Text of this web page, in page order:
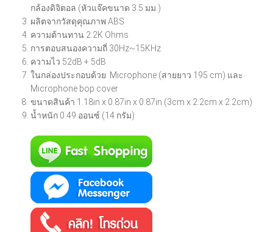
กล้องดิจิตอล (หัวแจ๊คขนาด 3.5 มม.)
ผลิตจากวัสดุคุณภาพ ABS
ความต้านทาน 2.2K Ohms
การตอบสนองความถี่ 30Hz~15KHz
ความไว 52dB + 5dB
ในกล่องประกอบด้วย Microphone (สายยาว 195 cm) และ
Microphone bop cover
ขนาดสินค้า 1.18in x 0.87in x 0.87in (3cm x 2.2cm x 2.2cm)
น้ำหนัก 0.49 ออนซ์ (14 กรัม)